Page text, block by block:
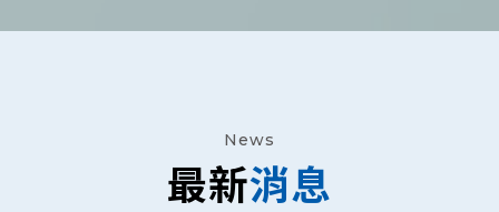
News
最新消息